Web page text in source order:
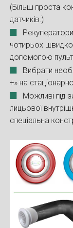
(Більш проста
датчиків.)
чотирьох
допомогою
Вибрати
+» на
Можливі під
лицьової
спеціальна